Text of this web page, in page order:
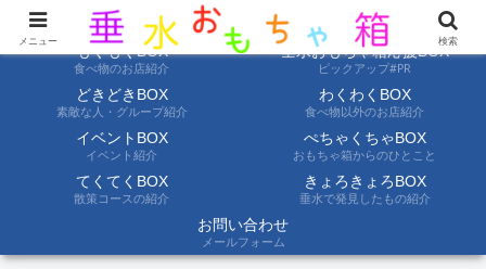
ようこそ垂水おもちゃ箱へ。垂水の情報を自分たちの目でみて聞いて伝えます
もぐもぐBOX
食べ物のお店紹介
垂水おもちゃ箱応援BOX
ピックアップ#PR
どきどきBOX
素敵な人・グループ紹介
わくわくBOX
食べ物以外のお店紹介
イベントBOX
イベント紹介
ぺちゃくちゃBOX
おもちゃ箱からのひとこと
てくてくBOX
散策コースの紹介
きょろきょろBOX
垂水で発見したもの紹介
お問い合わせ
メールフォーム
メニュー 検索